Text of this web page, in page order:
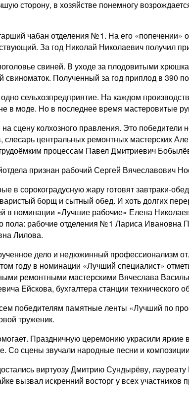
сторону, в хозяйстве понемногу
чабан отделения № 1. На его «попечении»
За год Николай Николаевич получил
свиней. В уходе за плодовитыми
свиноматок. Полученный за год приплод в 390
сельхозпредприятие. На каж­дом
в моде. Но в последнее время мастеровитые
сцену колхозного правления. Это
центральных ремонтных мастерских
процессам Павел Дмитриевич
признан рабочий Сергей Вячеславович
в сорокоградусную жару готовят завтраки-
борщ и сытный обед. И хоть долгих
в номинации «Лучшие рабочие» Елена
пола: рабочие отделения № 1 Лариса
Лилова.
дело и недюжинный профессионализм
году в номинации «Лучший специалист»
ремонтными мастерскими Вячеслава
Ейскова, бухгалтера станции
победителям памятные ленты «Лучший по
труженик.
Праздничную церемонию украсили
Со сцены звучали народные песни и
виртуозу Дмитрию Сундырёву,
вызвал искренний восторг у всех участников